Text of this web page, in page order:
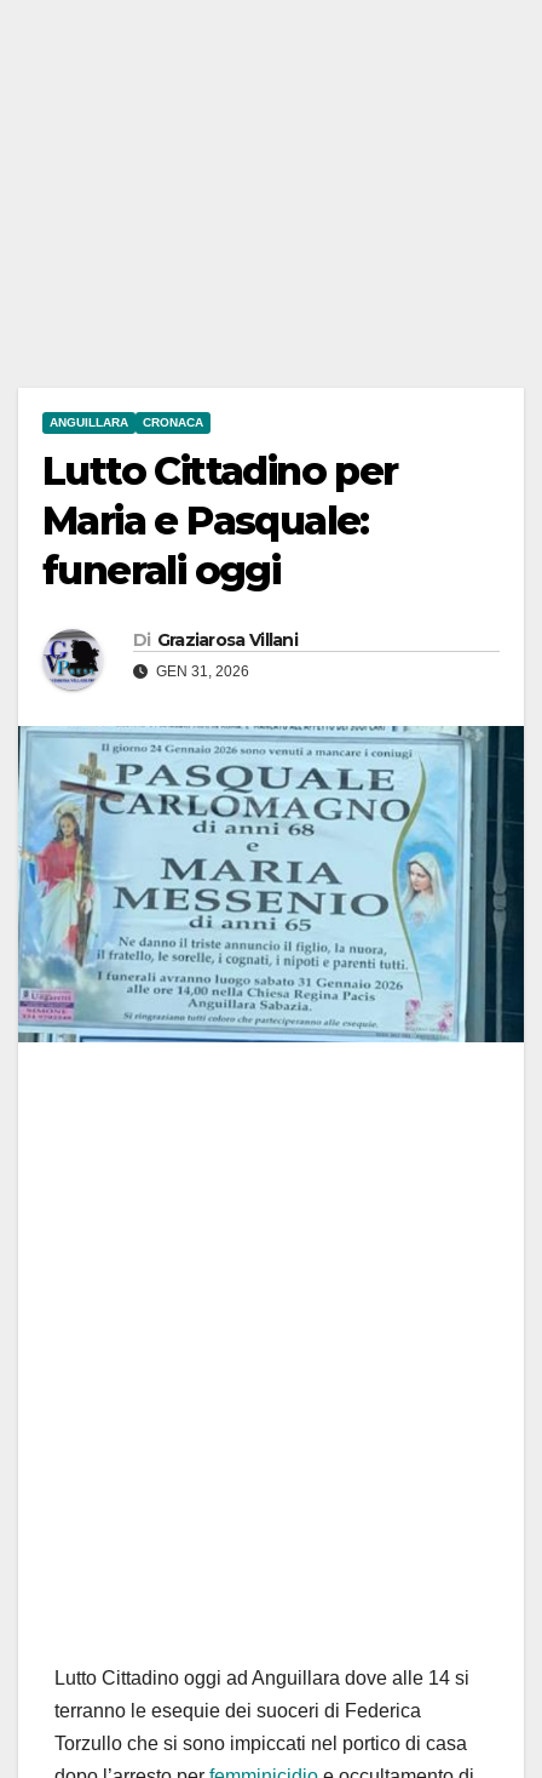
ANGUILLARA CRONACA
Lutto Cittadino per
Maria e Pasquale:
funerali oggi
Di Graziarosa Villani
GEN 31, 2026
Lutto Cittadino oggi ad Anguillara dove alle 14 si
terranno le esequie dei suoceri di Federica
Torzullo che si sono impiccati nel portico di casa